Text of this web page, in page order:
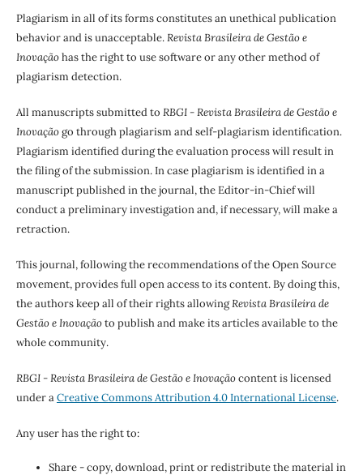
Plagiarism in all of its forms constitutes an unethical publication
behavior and is unacceptable.Revista Brasileira de Gestão e
Inovaçãohas the right to use software or any other method of
plagiarism detection.
All manuscripts submitted to RBGI - Revista Brasileira de Gestão e
Inovaçãogo through plagiarism and self-plagiarism identification.
Plagiarism identified during the evaluation process will result in
the filing of the submission. In case plagiarism is identified in a
manuscript published in the journal, the Editor-in-Chief will
conduct a preliminary investigation and, if necessary, will make a
retraction.
This journal, following the recommendations of the Open Source
movement, provides full open access to its content. By doing this,
the authors keep all of their rights allowingRevista Brasileira de
Gestão e Inovaçãoto publish and make its articles available to the
whole community.
RBGI - Revista Brasileira de Gestão e Inovaçãocontent is licensed
under aCreative Commons Attribution 4.0 International License.
Any user has the right to:
Share - copy, download, print or redistribute the material in